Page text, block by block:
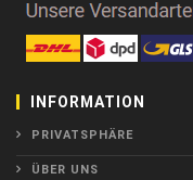
INFORMATION
PRIVATSPHÄRE
ÜBER UNS